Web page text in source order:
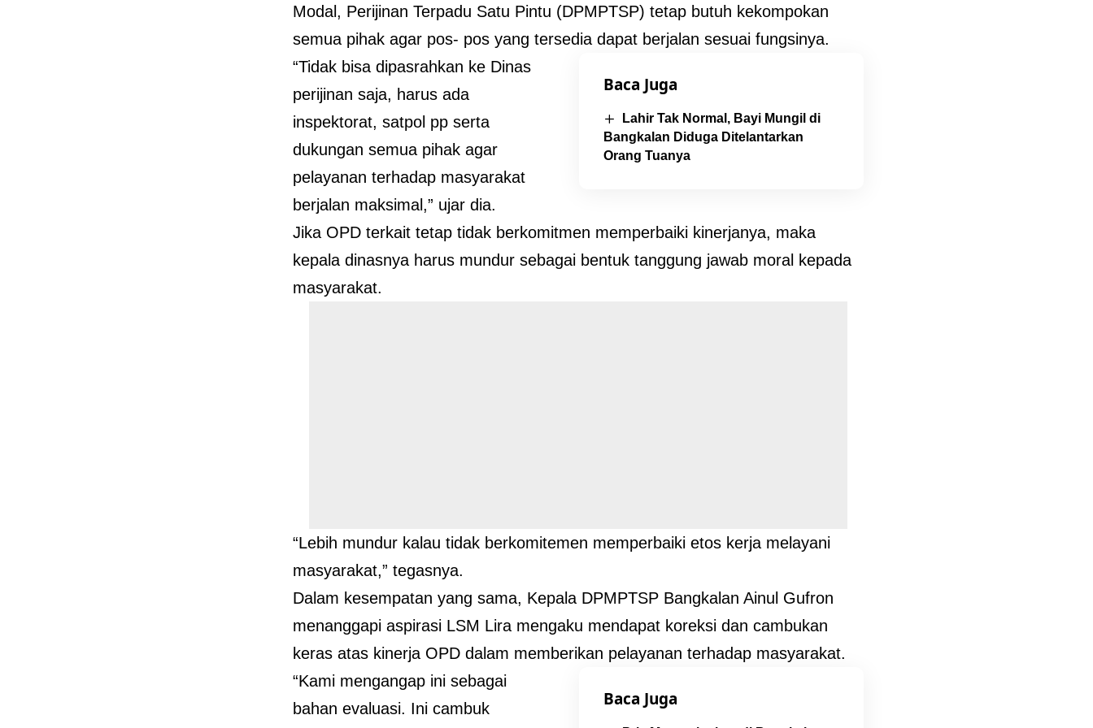
Modal, Perijinan Terpadu Satu Pintu (DPMPTSP) tetap butuh kekompokan
semua pihak agar pos- pos yang tersedia dapat berjalan sesuai fungsinya.
Baca Juga
Lahir Tak Normal, Bayi Mungil di
Bangkalan Diduga Ditelantarkan
Orang Tuanya
“Tidak bisa dipasrahkan ke Dinas
perijinan saja, harus ada
inspektorat, satpol pp serta
dukungan semua pihak agar
pelayanan terhadap masyarakat
berjalan maksimal,” ujar dia.
Jika OPD terkait tetap tidak berkomitmen memperbaiki kinerjanya, maka
kepala dinasnya harus mundur sebagai bentuk tanggung jawab moral kepada
masyarakat.
“Lebih mundur kalau tidak berkomitemen memperbaiki etos kerja melayani
masyarakat,” tegasnya.
Dalam kesempatan yang sama, Kepala DPMPTSP Bangkalan Ainul Gufron
menanggapi aspirasi LSM Lira mengaku mendapat koreksi dan cambukan
keras atas kinerja OPD dalam memberikan pelayanan terhadap masyarakat.
Baca Juga
“Kami mengangap ini sebagai
bahan evaluasi. Ini cambuk